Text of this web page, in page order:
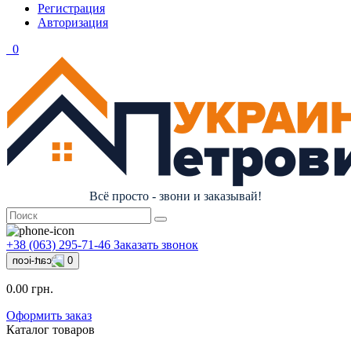
Регистрация
Авторизация
0
Всё просто - звони и заказывай!
+38 (063) 295-71-46 Заказать звонок
0
0.00 грн.
Оформить заказ
Каталог товаров